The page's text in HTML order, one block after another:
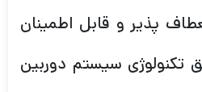
پذیر و قابل اطمینان
تکنولوژی سیستم دوربین